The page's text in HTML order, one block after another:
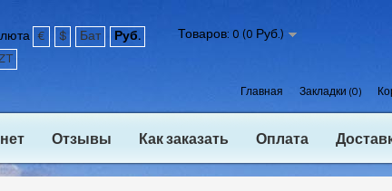
€ $ Бат
Руб.
Товаров: 0 (0 Руб.)
Главная Закладки (0)
Отзывы Как заказать Оплата